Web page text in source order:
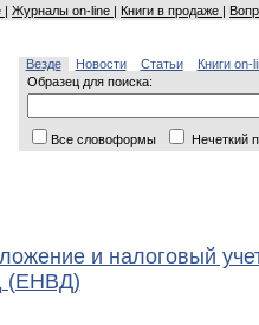
| Журналы on-line | Книги в продаже |
Везде Новости Статьи
Книги on-
Образец для поиска:
Все словоформы Нечеткий
и налоговый
(ЕНВД)